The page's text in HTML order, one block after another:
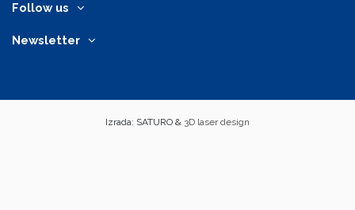
Follow us
Newsletter
Izrada: SATURO & 3D laser design